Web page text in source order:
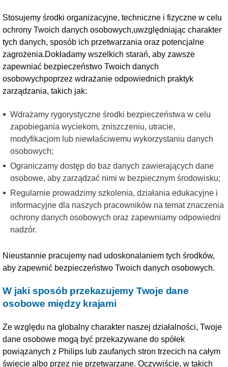
Stosujemy środki organizacyjne, techniczne i fizyczne w celu
ochrony Twoich danych osobowych,uwzględniając charakter
tych danych, sposób ich przetwarzania oraz potencjalne
zagrożenia.Dokładamy wszelkich starań, aby zawsze
zapewniać bezpieczeństwo Twoich danych
osobowychpoprzez wdrażanie odpowiednich praktyk
zarządzania, takich jak:
Wdrażamy rygorystyczne środki bezpieczeństwa w celu
zapobiegania wyciekom, zniszczeniu, utracie,
modyfikacjom lub niewłaściwemu wykorzystaniu danych
osobowych;
Ograniczamy dostęp do baz danych zawierających dane
osobowe, aby zarządzać nimi w bezpiecznym środowisku;
Regularnie prowadzimy szkolenia, działania edukacyjne i
informacyjne dla naszych pracowników na temat znaczenia
ochrony danych osobowych oraz zapewniamy odpowiedni
nadzór.
Nieustannie pracujemy nad udoskonalaniem tych środków,
aby zapewnić bezpieczeństwo Twoich danych osobowych.
W jaki sposób przekazujemy Twoje dane
osobowe między krajami
Ze względu na globalny charakter naszej działalności, Twoje
dane osobowe mogą być przekazywane do spółek
powiązanych z Philips lub zaufanych stron trzecich na całym
świecie albo przez nie przetwarzane. Oczywiście, w takich